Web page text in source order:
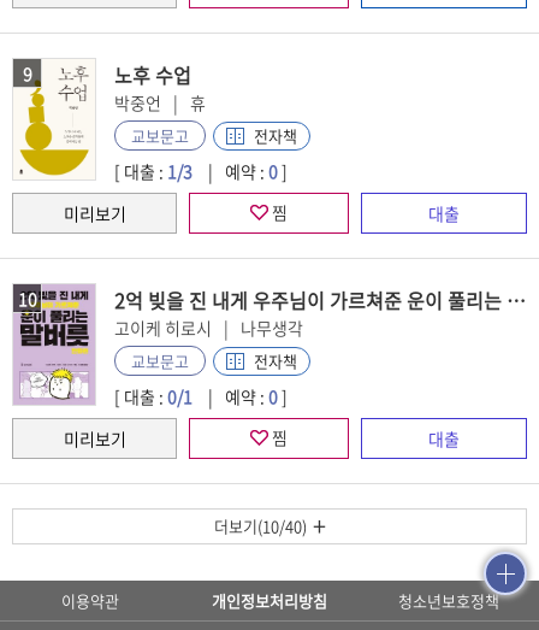
9 노후 수업
박중언 휴
교보문고 전자책
[ 대출 : 1/3 예약 : 0]
찜
10 2억 빚을 진 내게 우주님이 가르쳐준 운이 풀리는 말버릇: 만화편
고이케 히로시 나무생각
교보문고 전자책
[ 대출 : 0/1 예약 : 0]
찜
더보기(10/40)
이용약관 개인정보처리방침 청소년보호정책